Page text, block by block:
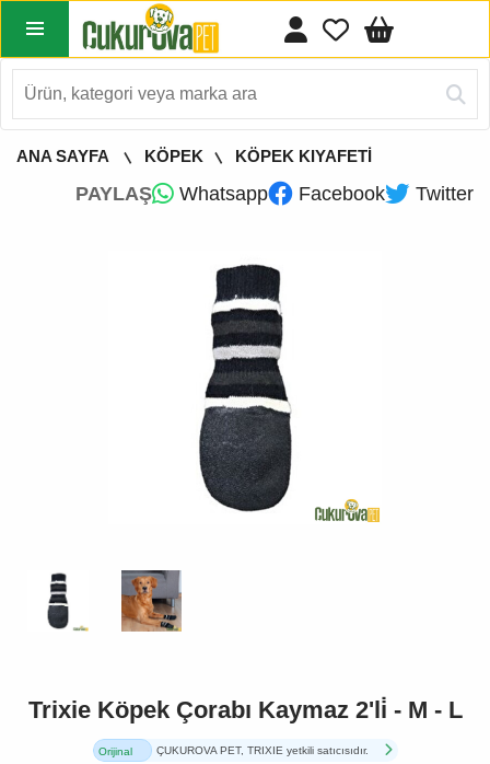
ANA SAYFA KÖPEK KÖPEK KIYAFETİ
PAYLAŞ Whatsapp Facebook Twitter
Trixie Köpek Çorabı Kaymaz 2'li̇ - M - L
Orijinal
ÇUKUROVA PET, TRIXIE yetkili satıcısıdır.